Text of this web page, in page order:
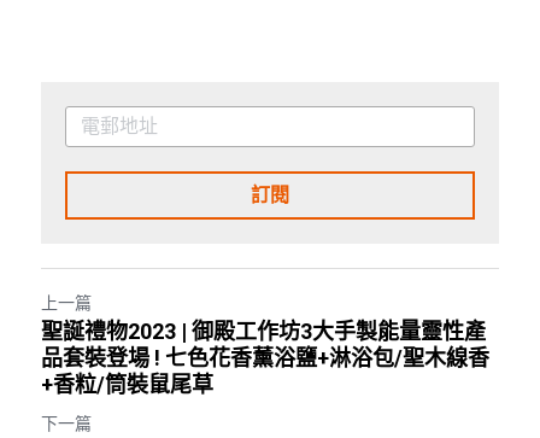
訂閱
上一篇
聖誕禮物2023 | 御殿工作坊3大手製能量靈性產
品套裝登場 ! 七色花香薰浴鹽+淋浴包/聖木線香
+香粒/筒裝鼠尾草
下一篇